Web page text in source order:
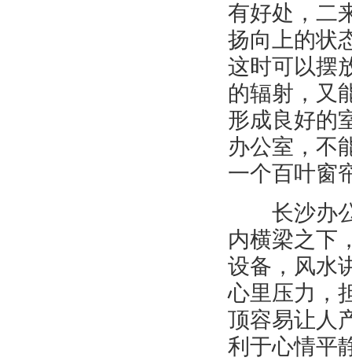
有好处，二
扬向上的状
这时可以摆
的辐射，又
形成良好的
办公室，不
一个百叶窗
长沙办公
内横梁之下
设备，风水
心里压力，
顶容易让人
利于心情平